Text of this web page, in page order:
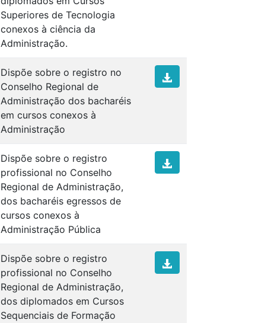
Superiores de Tecnologia
conexos à ciência da
Administração.
Dispõe sobre o registro no
Conselho Regional de
Administração dos bacharéis
em cursos conexos à
Administração
Dispõe sobre o registro
profissional no Conselho
Regional de Administração,
dos bacharéis egressos de
cursos conexos à
Administração Pública
Dispõe sobre o registro
profissional no Conselho
Regional de Administração,
dos diplomados em Cursos
Sequenciais de Formação